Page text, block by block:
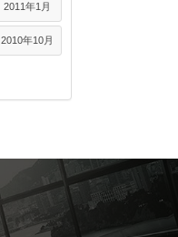
2011年1月
2010年10月